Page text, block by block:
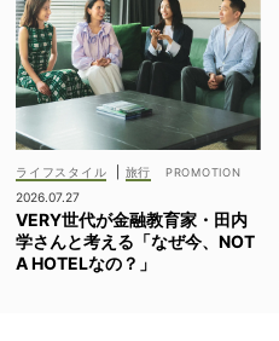
ライフスタイル
旅行
2026.07.27
VERY世代が金融教育家・田内
学さんと考える「なぜ今、NOT
A HOTELなの？」